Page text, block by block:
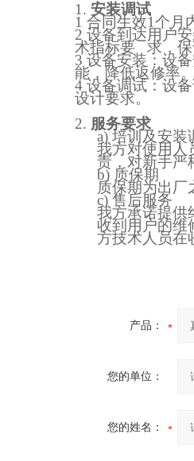
1. 安装调试
1 合同生效1个月
2 设备到达用户
术指标要 求，保
3 设备安装：设
能，降低返修率
4 设备调试：设
设计要求。
2. 服务要求
a) 培训及安装
我方对使用人
责，对新手严
b) 质保期
质保期为出厂
c) 售后服务
我方承诺提供
收到用户的维
方技术人员在
产品：
您的单位：
您的姓名：